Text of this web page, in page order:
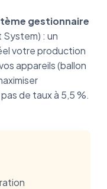
gestionnaire
: un
votre production
appareils (ballon
de taux à 5,5 %.